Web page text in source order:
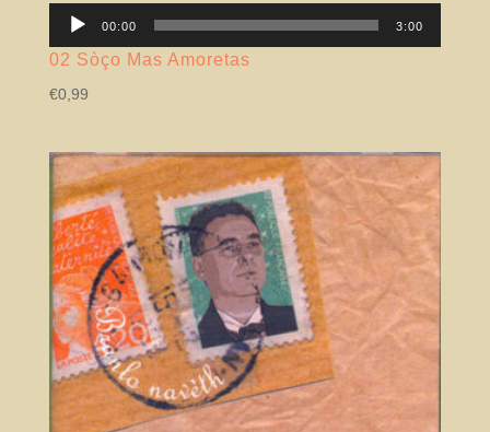
Lector
00:00 3:00
02 Sòço Mas Amoretas
€0,99